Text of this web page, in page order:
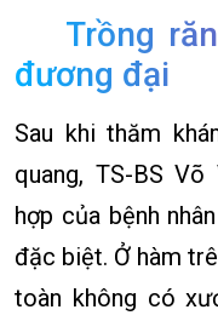
Trồng
đương đại
Sau khi thăm
quang, TS-BS
hợp của bệnh
đặc biệt. Ở hàm
toàn không có